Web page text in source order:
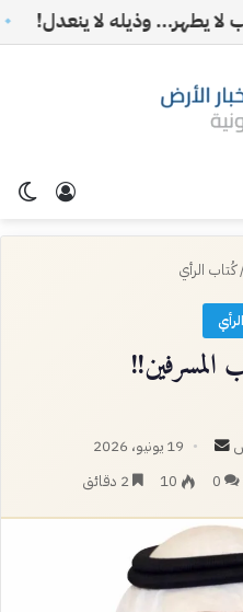
وذيله لا ينعدل!
تسجيل
كُتاب الرأي
المسرفين!!
أرسل
بريدا
19 يونيو، 2026
0
10